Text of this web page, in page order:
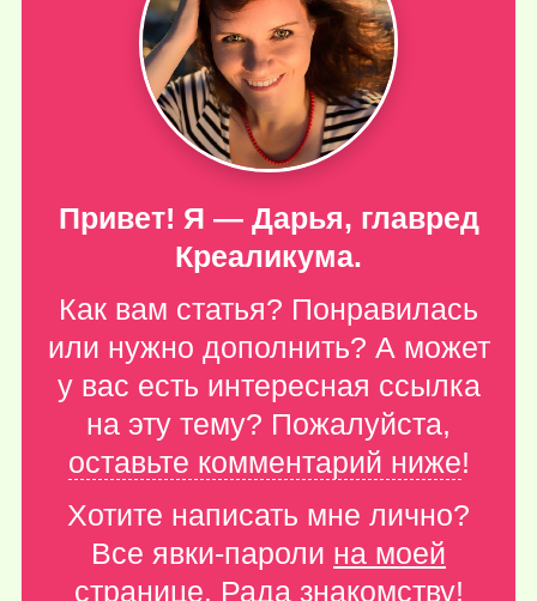
Привет! Я — Дарья, главред
Креаликума.
Как вам статья? Понравилась
или нужно дополнить? А может
у вас есть интересная ссылка
на эту тему? Пожалуйста,
оставьте комментарий ниже!
Хотите написать мне лично?
Все явки-пароли на моей
странице. Рада знакомству!